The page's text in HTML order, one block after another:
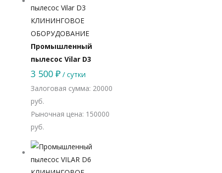
КЛИНИНГОВОЕ
ОБОРУДОВАНИЕ
Промышленный
пылесос Vilar D3
3 500 ₽ / сутки
Залоговая сумма: 20000
руб.
Рыночная цена: 150000
руб.